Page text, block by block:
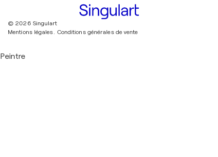
© 2026 Singulart
Mentions légales. Conditions générales de vente
Peintre